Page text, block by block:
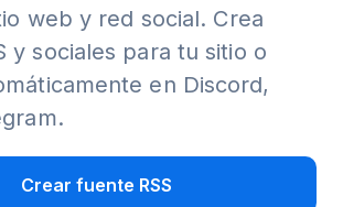
web y red social. Crea
y sociales para tu sitio o
en Discord,
Crear fuente RSS